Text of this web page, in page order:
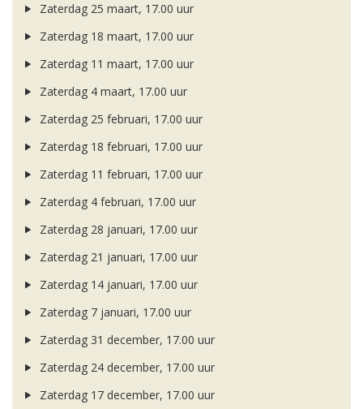
Zaterdag 25 maart, 17.00 uur
Zaterdag 18 maart, 17.00 uur
Zaterdag 11 maart, 17.00 uur
Zaterdag 4 maart, 17.00 uur
Zaterdag 25 februari, 17.00 uur
Zaterdag 18 februari, 17.00 uur
Zaterdag 11 februari, 17.00 uur
Zaterdag 4 februari, 17.00 uur
Zaterdag 28 januari, 17.00 uur
Zaterdag 21 januari, 17.00 uur
Zaterdag 14 januari, 17.00 uur
Zaterdag 7 januari, 17.00 uur
Zaterdag 31 december, 17.00 uur
Zaterdag 24 december, 17.00 uur
Zaterdag 17 december, 17.00 uur